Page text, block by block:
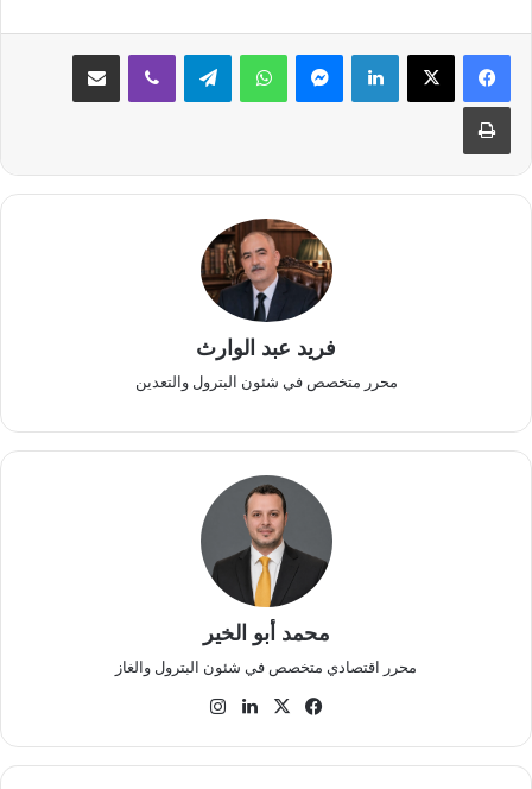
لينكدإن ماسنجر واتساب تيلقرام ڤايبر مشاركة عبر البريد
طباعة
فريد عبد الوارث
محرر متخصص في شئون البترول والتعدين
محمد أبو الخير
محرر اقتصادي متخصص في شئون البترول والغاز
فيسبوك
‫X لينكدإن